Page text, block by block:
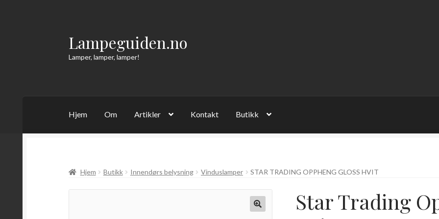
Hopp
til
navigasjon
Hopp
til
innhold
Lampeguiden.no
Lamper, lamper, lamper!
Hjem Om Artikler Kontakt Butikk
Hjem Butikk Innendørs belysning Vinduslamper STAR TRADING OPPHENG GLOSS HVIT
Star Trading